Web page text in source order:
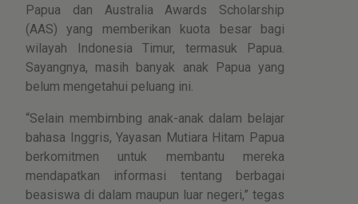
Papua dan Australia Awards Scholarship
(AAS) yang memberikan kuota besar bagi
wilayah Indonesia Timur, termasuk Papua.
Sayangnya, masih banyak anak Papua yang
belum mengetahui peluang ini.
“Selain membimbing anak-anak dalam belajar
bahasa Inggris, Yayasan Mutiara Hitam Papua
berkomitmen untuk membantu mereka
mendapatkan informasi tentang berbagai
beasiswa di dalam maupun luar negeri,” tegas